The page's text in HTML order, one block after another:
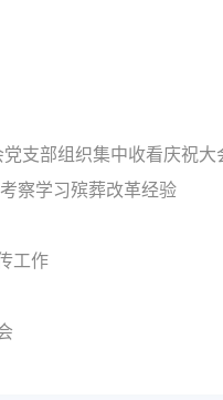
支部组织集中收看庆祝大
察学习殡葬改革经验
工作